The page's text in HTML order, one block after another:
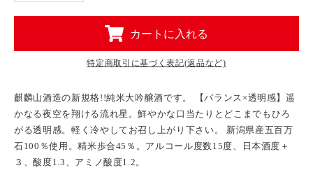
カートに入れる
特定商取引に基づく表記(返品など)
麒麟山酒造の新規格!!純米大吟醸酒です。 【バランス×透明感】遥
かなる夜空を翔ける流れ星。鮮やかな口当たりとどこまでもひろ
がる透明感。軽く冷やしてお召し上がり下さい。 新潟県産五百万
石100％使用。精米歩合45％。アルコール度数15度、日本酒度＋
３、酸度1.3、アミノ酸度1.2。